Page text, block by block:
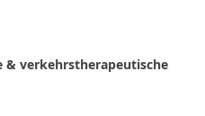
verkehrstherapeutische